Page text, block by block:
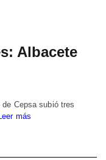
Albacete
Cepsa subió tres
más